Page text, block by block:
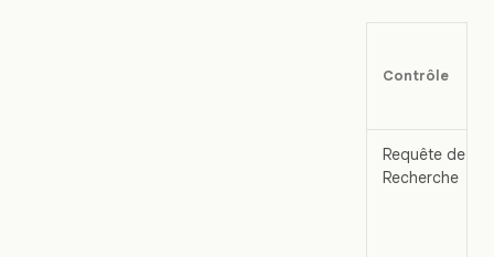
Contrôle
Requête de
Recherche